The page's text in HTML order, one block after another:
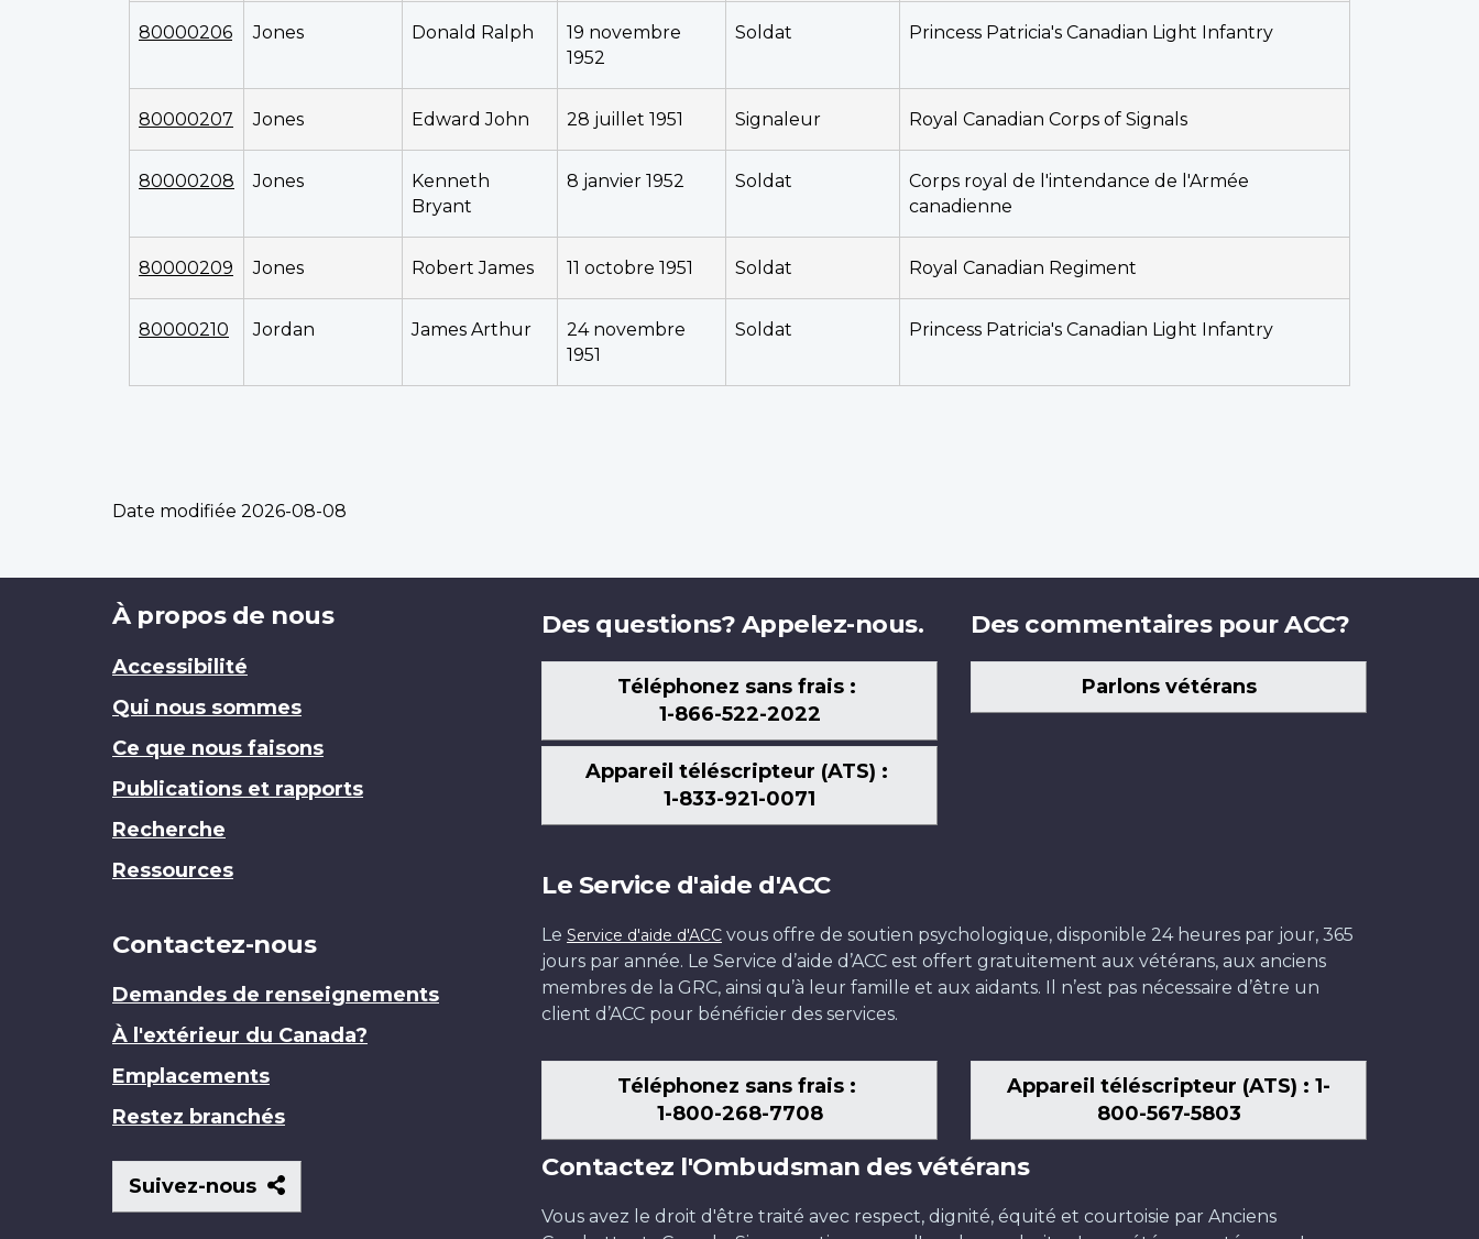
80000206 Jones Donald Ralph
19 novembre
1952
Soldat Princess Patricia's Canadian Light Infantry
80000207 Jones Edward John 28 juillet 1951 Signaleur Royal Canadian Corps of Signals
80000208 Jones
Kenneth
Bryant
8 janvier 1952 Soldat
Corps royal de l'intendance de l'Armée
canadienne
80000209 Jones Robert James 11 octobre 1951 Soldat Royal Canadian Regiment
80000210 Jordan James Arthur
24 novembre
1951
Soldat Princess Patricia's Canadian Light Infantry
Date modifiée 2026-08-08
Brand
À propos de nous
Accessibilité
Qui nous sommes
Ce que nous faisons
Publications et rapports
Recherche
Ressources
Contactez-nous
Demandes de renseignements
À l'extérieur du Canada?
Emplacements
Restez branchés
Suivez-nous
Suivez-
nous
Des questions? Appelez-nous.
Téléphonez sans frais :
1-866-522-2022
Appareil téléscripteur (ATS) :
1-833-921-0071
Des commentaires pour ACC?
Parlons vétérans
Le Service d'aide d'ACC
Le Service d'aide d'ACC vous offre de soutien psychologique, disponible 24 heures par jour, 365
jours par année. Le Service d’aide d’ACC est offert gratuitement aux vétérans, aux anciens
membres de la GRC, ainsi qu’à leur famille et aux aidants. Il n’est pas nécessaire d’être un
client d’ACC pour bénéficier des services.
Téléphonez sans frais :
1-800-268-7708
Appareil téléscripteur (ATS) : 1-
800-567-5803
Contactez l'Ombudsman des vétérans
Vous avez le droit d'être traité avec respect, dignité, équité et courtoisie par Anciens